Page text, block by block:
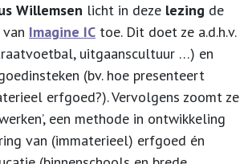
Willemsen licht in deze lezing de
Imagine IC toe. Dit doet ze a.d.h.v.
uitgaanscultuur …) en
(bv. hoe presenteert
erfgoed?). Vervolgens zoomt ze
een methode in ontwikkeling
van (immaterieel) erfgoed én